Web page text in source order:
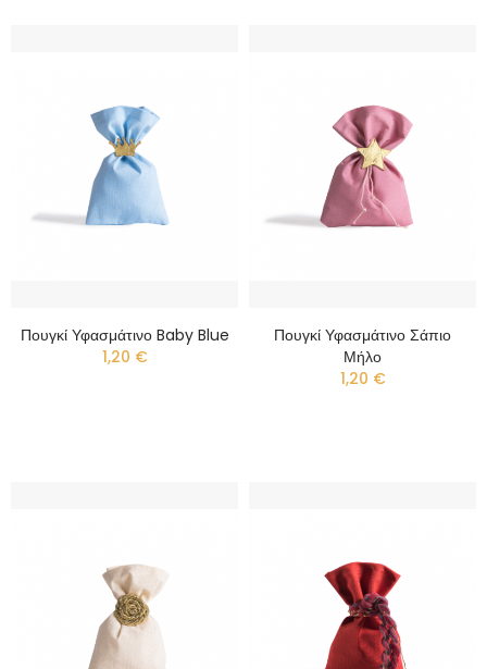
Πουγκί Υφασμάτινο Baby Blue
1,20 €
Πουγκί Υφασμάτινο Σάπιο
Μήλο
1,20 €